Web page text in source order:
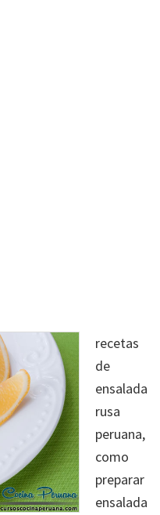
recetas
de
ensalada
rusa
peruana,
como
preparar
ensalada